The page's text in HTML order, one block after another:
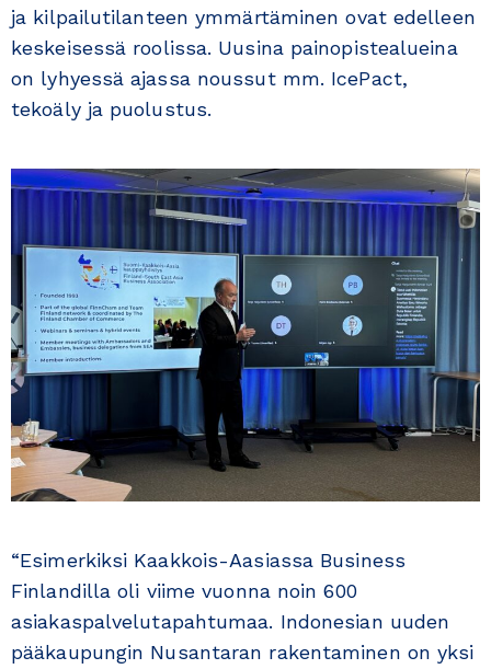
ja kilpailutilanteen ymmärtäminen ovat edelleen
keskeisessä roolissa. Uusina painopistealueina
on lyhyessä ajassa noussut mm. IcePact,
tekoäly ja puolustus.
“Esimerkiksi Kaakkois-Aasiassa Business
Finlandilla oli viime vuonna noin 600
asiakaspalvelutapahtumaa. Indonesian uuden
pääkaupungin Nusantaran rakentaminen on yksi